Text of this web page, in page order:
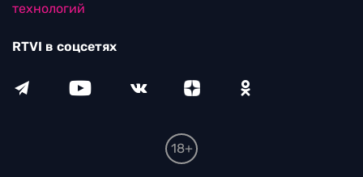
технологий
RTVI в соцсетях
18+